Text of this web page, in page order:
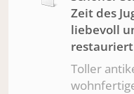
Zeit des
liebevoll
restauriert
Toller